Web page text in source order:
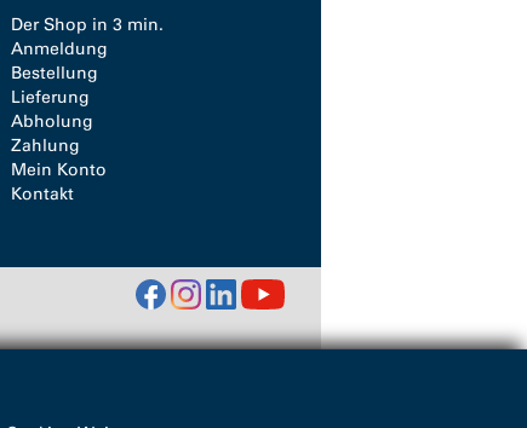
Der Shop in 3 min.
Anmeldung
Bestellung
Lieferung
Abholung
Zahlung
Mein Konto
Kontakt